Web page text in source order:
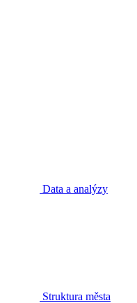
Data a analýzy
Struktura města